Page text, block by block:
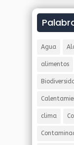
Agua
alimentos
clima